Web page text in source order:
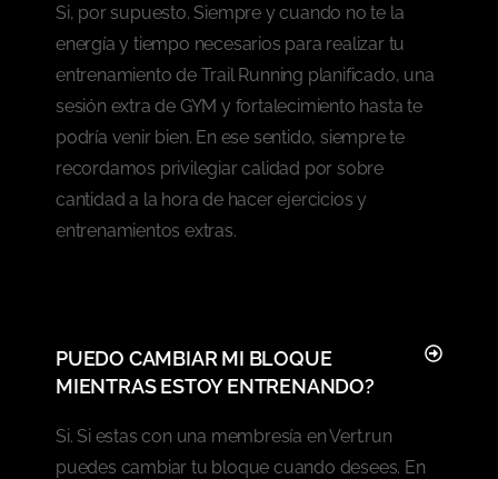
Si, por supuesto. Siempre y cuando no te la
energía y tiempo necesarios para realizar tu
entrenamiento de Trail Running planificado, una
sesión extra de GYM y fortalecimiento hasta te
podría venir bien. En ese sentido, siempre te
recordamos privilegiar calidad por sobre
cantidad a la hora de hacer ejercicios y
entrenamientos extras.
PUEDO CAMBIAR MI BLOQUE
MIENTRAS ESTOY ENTRENANDO?
Si. Si estas con una membresía en Vert.run
puedes cambiar tu bloque cuando desees. En